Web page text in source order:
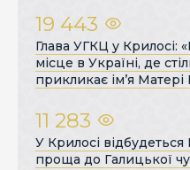
19 443
Глава УГКЦ у Крилосі:
місце в Україні, де
прикликає ім’я Матері
11 283
У Крилосі
проща до Галицької